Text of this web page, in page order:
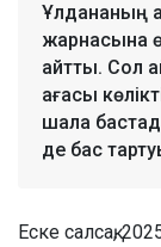
Ұлдананың
жарнасына
айтты. Сол
ағасы
шала
де бас
Еске салсақ,